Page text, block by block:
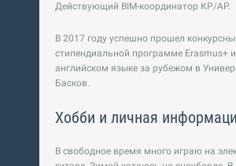
Действующий BIM-координатор КР/АР.
В 2017 году успешно прошел
стипендиальной программе Erasmus+
английском языке за рубежом в
Басков.
Хобби и личная
В свободное время много играю на